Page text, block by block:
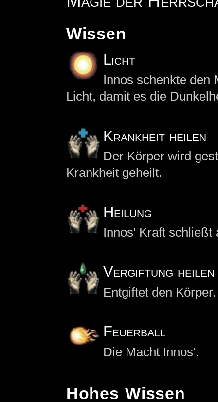
Wissen
Licht
Innos schenkte den
Licht, damit es die
Krankheit heilen
Der Körper wird
Krankheit geheilt.
Heilung
Innos' Kraft schließt
Vergiftung heilen
Entgiftet den Körper.
Feuerball
Die Macht Innos'.
Hohes Wissen